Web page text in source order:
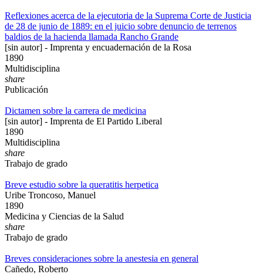
Reflexiones acerca de la ejecutoria de la Suprema Corte de Justicia
de 28 de junio de 1889: en el juicio sobre denuncio de terrenos
baldios de la hacienda llamada Rancho Grande
[sin autor] - Imprenta y encuadernación de la Rosa
1890
Multidisciplina
share
Publicación
Dictamen sobre la carrera de medicina
[sin autor] - Imprenta de El Partido Liberal
1890
Multidisciplina
share
Trabajo de grado
Breve estudio sobre la queratitis herpetica
Uribe Troncoso, Manuel
1890
Medicina y Ciencias de la Salud
share
Trabajo de grado
Breves consideraciones sobre la anestesia en general
Cañedo, Roberto